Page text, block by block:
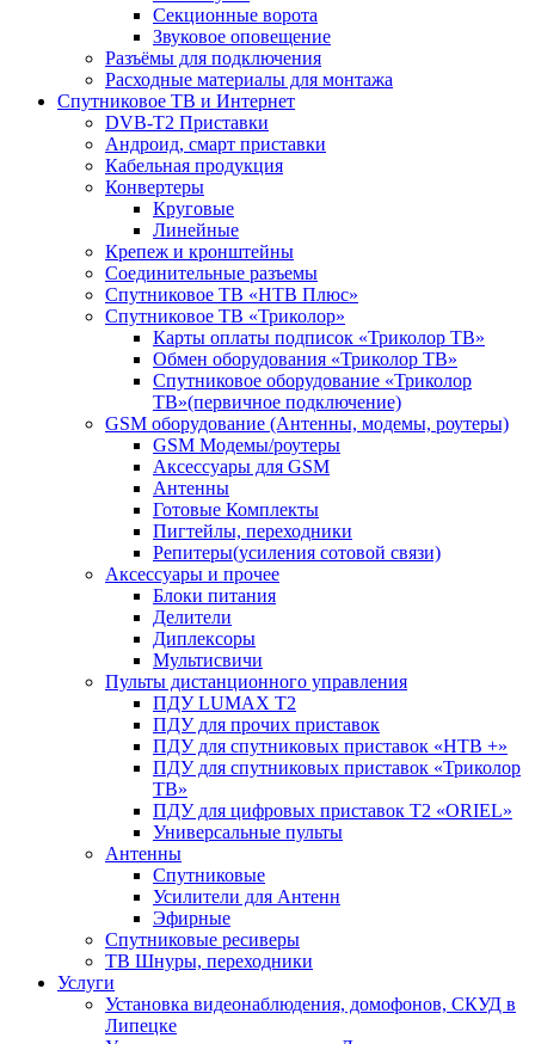
Секционные ворота
Звуковое оповещение
Разъёмы для подключения
Расходные материалы для монтажа
Спутниковое ТВ и Интернет
DVB-Т2 Приставки
Андроид, смарт приставки
Кабельная продукция
Конвертеры
Круговые
Линейные
Крепеж и кронштейны
Соединительные разъемы
Спутниковое ТВ «НТВ Плюс»
Спутниковое ТВ «Триколор»
Карты оплаты подписок «Триколор ТВ»
Обмен оборудования «Триколор ТВ»
Спутниковое оборудование «Триколор
ТВ»(первичное подключение)
GSM оборудование (Антенны, модемы, роутеры)
GSM Модемы/роутеры
Аксессуары для GSM
Антенны
Готовые Комплекты
Пигтейлы, переходники
Репитеры(усиления сотовой связи)
Аксессуары и прочее
Блоки питания
Делители
Диплексоры
Мультисвичи
Пульты дистанционного управления
ПДУ LUMAX Т2
ПДУ для прочих приставок
ПДУ для спутниковых приставок «НТВ +»
ПДУ для спутниковых приставок «Триколор
ТВ»
ПДУ для цифровых приставок Т2 «ORIEL»
Универсальные пульты
Антенны
Спутниковые
Усилители для Антенн
Эфирные
Спутниковые ресиверы
ТВ Шнуры, переходники
Услуги
Установка видеонаблюдения, домофонов, СКУД в
Липецке